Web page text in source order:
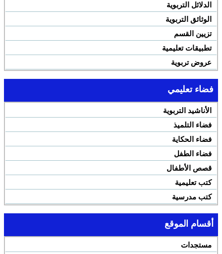
الدلائل التربوية
الوثائق التربوية
تزيين القسم
تطبيقات تعليمية
عروض تربوية
فضاء تعليمي
الأناشيد التربوية
فضاء التلميذ
فضاء الحكاية
فضاء الطفل
قصص الأطفال
كتب تعليمية
كتب مدرسية
أقسام الموقع
مستجدات